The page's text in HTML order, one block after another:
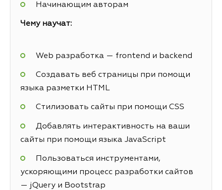
Начинающим авторам
Чему научат:
Web разработка — frontend и backend
Создавать веб страницы при помощи
языка разметки HTML
Стилизовать сайты при помощи CSS
Добавлять интерактивность на ваши
сайты при помощи языка JavaScript
Пользоваться инструментами,
ускоряющими процесс разработки сайтов
— jQuery и Bootstrap